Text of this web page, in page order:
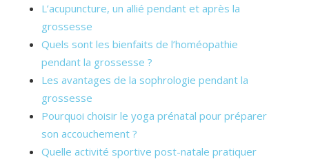
L’acupuncture, un allié pendant et après la
grossesse
Quels sont les bienfaits de l’homéopathie
pendant la grossesse ?
Les avantages de la sophrologie pendant la
grossesse
Pourquoi choisir le yoga prénatal pour préparer
son accouchement ?
Quelle activité sportive post-natale pratiquer